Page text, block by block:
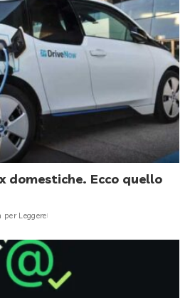
domestiche. Ecco quello
per Leggere